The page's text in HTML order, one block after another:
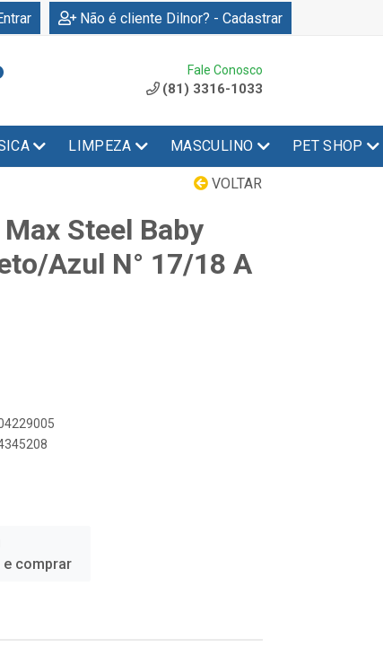
Não é cliente Dilnor? - Cadastrar
Fale Conosco
(81) 3316-1033
LIMPEZA MASCULINO PET SHOP
VOLTAR
Steel Baby
Azul N° 17/18 A
e comprar